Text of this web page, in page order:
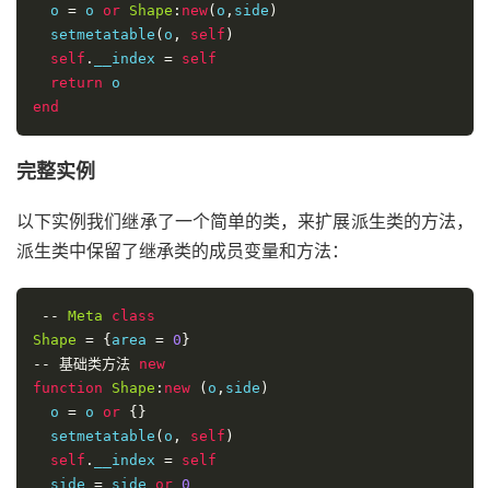
  o
= o or Shape : new( o , side )
  setmetatable
( o , self )
self . __index = self
return
end
完整实例
以下实例我们继承了一个简单的类，来扩展派生类的方法，
派生类中保留了继承类的成员变量和方法：
-- Meta
class
Shape = { area = 0 }
--
基础类方法 new
function
Shape : new ( o , side )
  o
= o or {}
  setmetatable
( o , self )
self . __index = self
  side
= side or 0